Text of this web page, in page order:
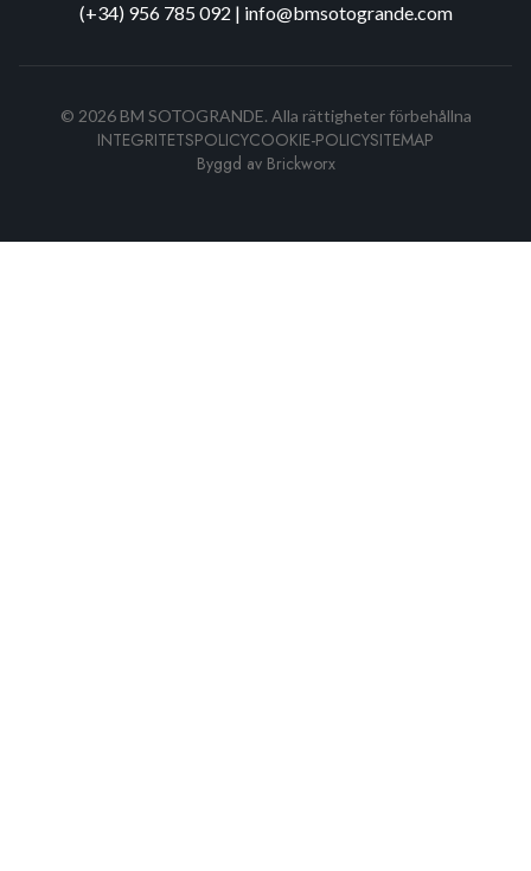
(+34) 956 785 092 | info@bmsotogrande.com
© 2026BM SOTOGRANDE. Alla rättigheter förbehållna
INTEGRITETSPOLICYCOOKIE-POLICYSITEMAP
Byggd av Brickworx